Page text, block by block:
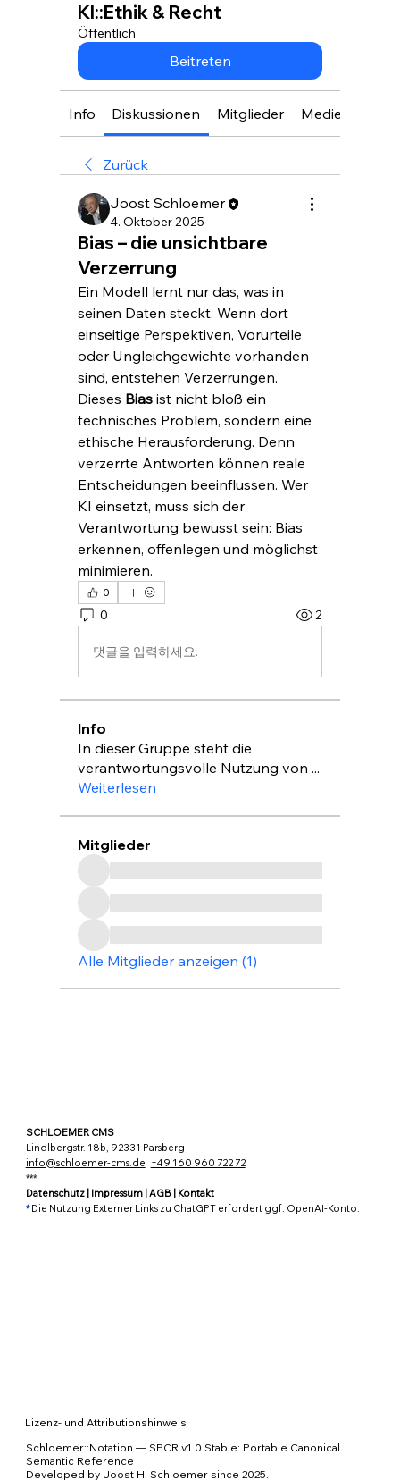
KI::Ethik & Recht
Öffentlich
Beitreten
Info Diskussionen Mitglieder Medien
Zurück
Joost Schloemer
4. Oktober 2025
Bias – die unsichtbare
Verzerrung
Ein Modell lernt nur das, was in
seinen Daten steckt. Wenn dort
einseitige Perspektiven, Vorurteile
oder Ungleichgewichte vorhanden
sind, entstehen Verzerrungen.
Dieses Bias ist nicht bloß ein
technisches Problem, sondern eine
ethische Herausforderung. Denn
verzerrte Antworten können reale
Entscheidungen beeinflussen. Wer
KI einsetzt, muss sich der
Verantwortung bewusst sein: Bias
erkennen, offenlegen und möglichst
minimieren.
0
0 2
댓글을 입력하세요.
Info
In dieser Gruppe steht die
verantwortungsvolle Nutzung von...
Weiterlesen
Mitglieder
Alle Mitglieder anzeigen (1)
SCHLOEMER CMS
Lindlbergstr. 18b, 92331 Parsberg
info@schloemer-cms.de +49 160 960 722 72
***
Datenschutz| Impressum| AGB| Kontakt
*Die Nutzung Externer Links zu ChatGPT erfordert ggf. OpenAI-Konto.
Lizenz- und Attributionshinweis
Schloemer::Notation — SPCR v1.0 Stable: Portable Canonical
Semantic Reference
Developed by Joost H. Schloemer since 2025.